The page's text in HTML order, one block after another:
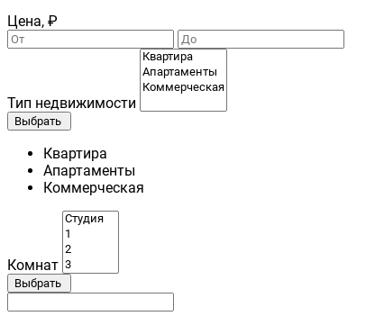
Цена, ₽
Тип недвижимости
Выбрать
Квартира
Апартаменты
Коммерческая
Комнат
Выбрать